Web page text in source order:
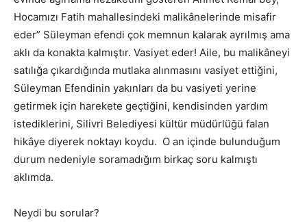
Hocamızı Fatih mahallesindeki malikânelerinde misafir
eder” Süleyman efendi çok memnun kalarak ayrılmış ama
aklı da konakta kalmıştır. Vasiyet eder! Aile, bu malikâneyi
satılığa çıkardığında mutlaka alınmasını vasiyet ettiğini,
Süleyman Efendinin yakınları da bu vasiyeti yerine
getirmek için harekete geçtiğini, kendisinden yardım
istediklerini, Silivri Belediyesi kültür müdürlüğü falan
hikâye diyerek noktayı koydu. O an içinde bulunduğum
durum nedeniyle soramadığım birkaç soru kalmıştı
aklımda.
Neydi bu sorular?